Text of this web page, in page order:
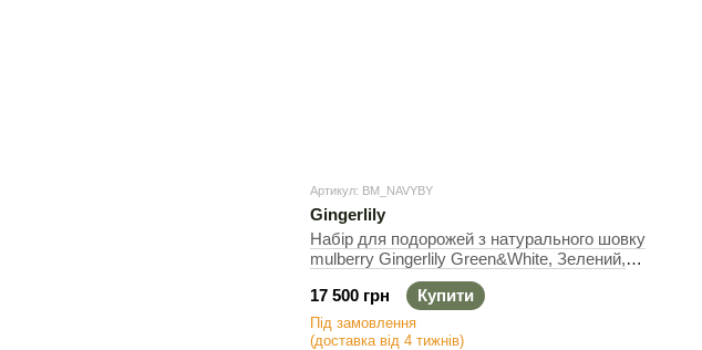
Артикул: BM_NAVYBY
Gingerlily
Набір для подорожей з натурального шовку
mulberry Gingerlily Green&White, Зелений,
Дорожній набір
17 500 грн
Купити
Під замовлення
(доставка від 4 тижнів)